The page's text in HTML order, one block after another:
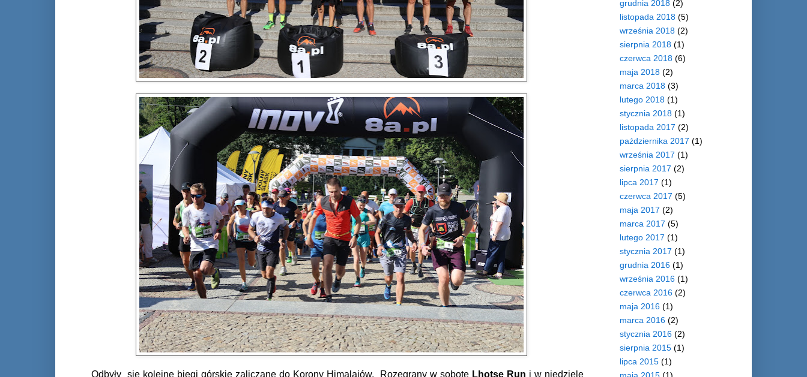
Odbyły się kolejne biegi górskie zaliczane do Korony Himalajów. Rozegrany w sobotę Lhotse Run i w niedzielę
grudnia 2018 (2)
listopada 2018 (5)
września 2018 (2)
sierpnia 2018 (1)
czerwca 2018 (6)
maja 2018 (2)
marca 2018 (3)
lutego 2018 (1)
stycznia 2018 (1)
listopada 2017 (2)
października 2017 (1)
września 2017 (1)
sierpnia 2017 (2)
lipca 2017 (1)
czerwca 2017 (5)
maja 2017 (2)
marca 2017 (5)
lutego 2017 (1)
stycznia 2017 (1)
grudnia 2016 (1)
września 2016 (1)
czerwca 2016 (2)
maja 2016 (1)
marca 2016 (2)
stycznia 2016 (2)
sierpnia 2015 (1)
lipca 2015 (1)